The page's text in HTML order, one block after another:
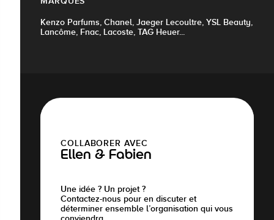
Kenzo Parfums, Chanel, Jaeger Lecoultre, YSL Beauty,
Lancôme, Fnac, Lacoste, TAG Heuer...
COLLABORER AVEC
Ellen & Fabien
Une idée ? Un projet ?
Contactez-nous pour en discuter et
déterminer ensemble l’organisation qui vous
conviendra.